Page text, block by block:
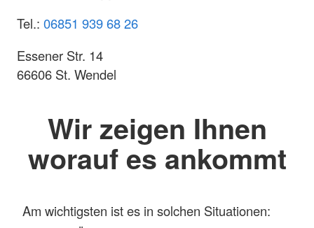
Tel.: 06851 939 68 26
Essener Str. 14
66606 St. Wendel
Wir zeigen Ihnen
worauf es ankommt
Am wichtigsten ist es in solchen Situationen: